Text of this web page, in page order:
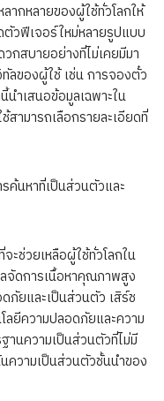
กหลายของผู้ใช้ทั่วโลกให้
วฟีเจอร์ใหม่หลายรูปแบบ
กสบายอย่างที่ไม่เคยมีมา
ลของผู้ใช้ เช่น การจองตั๋ว
ำเสนอข้อมูลเฉพาะใน
ามารถเลือกรายละเอียดที่
ค้นหาที่เป็นส่วนตัวและ
ช่วยเหลือผู้ใช้ทั่วโลกใน
จัดการเนื้อหาคุณภาพสูง
ภัยและเป็นส่วนตัว เสิร์ช
ลยีความปลอดภัยและความ
นความเป็นส่วนตัวที่ไม่มี
ความเป็นส่วนตัวชั้นนำของ